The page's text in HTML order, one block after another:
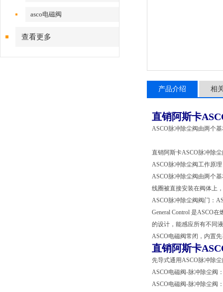
asco电磁阀
查看更多
产品介绍 相
直销阿斯卡
ASCO脉冲除尘阀由两个
直销阿斯卡ASCO脉冲除
ASCO脉冲除尘阀工作原
ASCO脉冲除尘阀由两个
线圈被直接安装在阀体上
ASCO脉冲除尘阀阀门：
General Control 是ASCO
的设计，能感应所有不同
ASCO电磁阀常闭，内置
直销阿斯卡
先导式通用ASCO脉冲除
ASCO电磁阀-脉冲除尘阀
ASCO电磁阀-脉冲除尘阀